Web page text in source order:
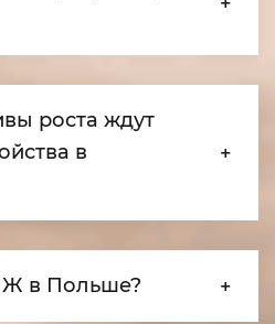
роста ждут
в
в Польше?